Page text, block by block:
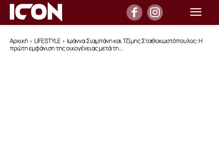
Αρχική LIFESTYLE
Ιωάννα Σιαμπάνη και Τζίμης Σταθοκωστόπουλος: Η
πρώτη εμφάνιση της οικογένειας μετά τη...